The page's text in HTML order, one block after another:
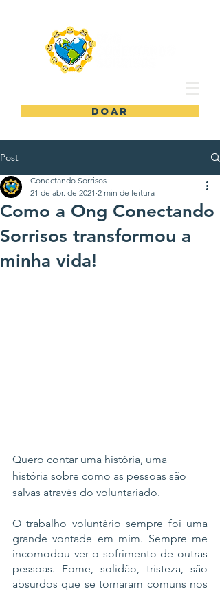
DOAR
Post
Como a Ong Conectando
Sorrisos transformou a
minha vida!
Conectando Sorrisos
21 de abr. de 2021 2 min de leitura
​Quero contar uma história, uma
história sobre como as pessoas são
salvas através do voluntariado.
​O trabalho voluntário sempre foi uma
grande vontade em mim. Sempre me
incomodou ver o sofrimento de outras
pessoas. Fome, solidão, tristeza, são
absurdos que se tornaram comuns nos